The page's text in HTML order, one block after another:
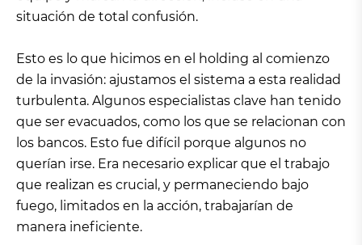
situación de total confusión.
Esto es lo que hicimos en el holding al comienzo
de la invasión: ajustamos el sistema a esta realidad
turbulenta. Algunos especialistas clave han tenido
que ser evacuados, como los que se relacionan con
los bancos. Esto fue difícil porque algunos no
querían irse. Era necesario explicar que el trabajo
que realizan es crucial, y permaneciendo bajo
fuego, limitados en la acción, trabajarían de
manera ineficiente.